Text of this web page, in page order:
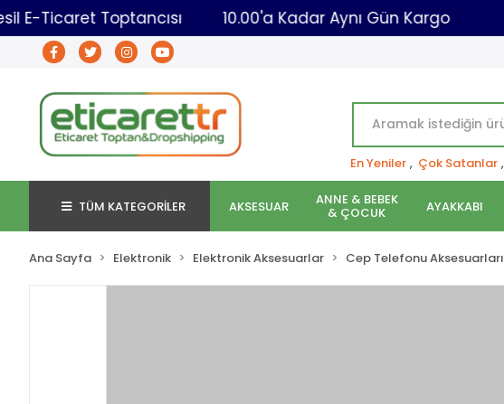
Yeni Nesil E-Ticaret Toptancısı 10.00'a Kadar Aynı Gün Kargo
En Yeniler , Çok Satanlar ,
TÜM KATEGORİLER AKSESUAR ANNE & BEBEK
& ÇOCUK AYAKKABI
Ana Sayfa Elektronik Elektronik Aksesuarlar Cep Telefonu Aksesuarları